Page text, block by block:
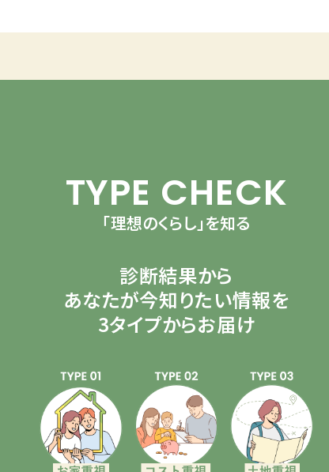
TYPE CHECK
「理想のくらし」を知る
診断結果から
あなたが今知りたい情報を
3タイプからお届け